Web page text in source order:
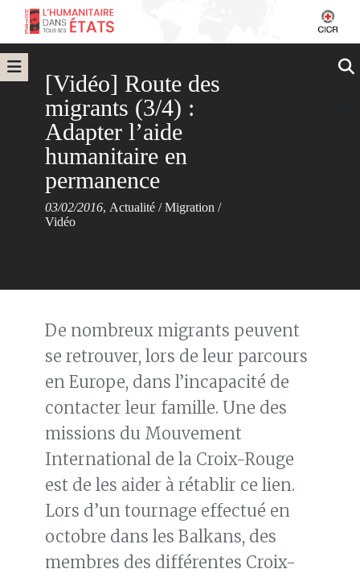
[Vidéo] Route des
migrants (3/4) :
Adapter l’aide
humanitaire en
permanence
03/02/2016, Actualité /Migration /
Vidéo
De nombreux migrants peuvent
se retrouver, lors de leur parcours
en Europe, dans l’incapacité de
contacter leur famille. Une des
missions du Mouvement
International de la Croix-Rouge
est de les aider à rétablir ce lien.
Lors d’un tournage effectué en
octobre dans les Balkans, des
membres des différentes Croix-